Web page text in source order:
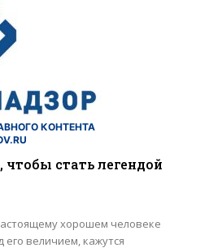
КОНТЕНТА
стать легендой
хорошем человеке
его величием, кажутся